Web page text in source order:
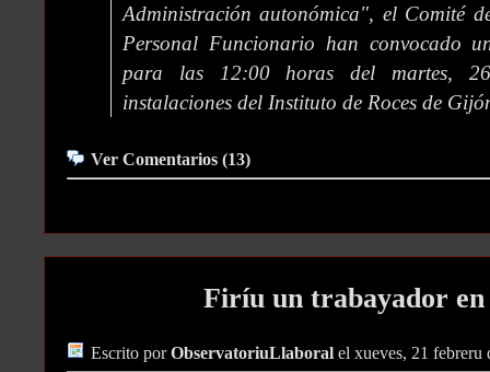
Administración autonómica", el Comité
Personal Funcionario han convocado
para las 12:00 horas del martes,
instalaciones del Instituto de Roces de
Ver Comentarios (13)
Firíu un trabayador
Escrito porObservatoriuLlaboral el xueves, 21 febreru